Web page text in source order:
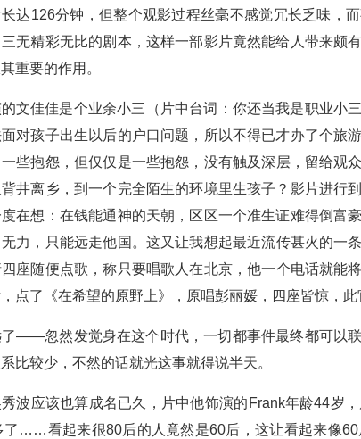
达126分钟，但整个观影过程丝毫不感觉冗长乏味，
无精彩无比的剧本，这样一部影片竟然能给人带来颇
重要的作用。
文佳佳是个业余小三（片中台词：你还当我是职业小
对孩子出生以后的户口问题，所以不得已才办了个旅
些抱怨，但仅仅是一些抱怨，没有触及深层，留给
井离乡，到一个完全陌生的环境里生孩子？影片进行
在想：在钱能通神的天朝，区区一个准生证难得倒富
力，只能远走他国。这又让我想起最近流传甚火的一
座随便点歌，称只要唱歌人在北京，他一个电话就能
点了《在希望的原野上》，原唱彭丽媛，四座皆惊，此
——忽然发觉身在这个时代，一切都事件最终都可以
比较少，不然的话就光这事就得说半天。
波应该也算成名已久，片中他饰演的Frank年龄44岁
了……看起来很80后的人竟然是60后，这让看起来像